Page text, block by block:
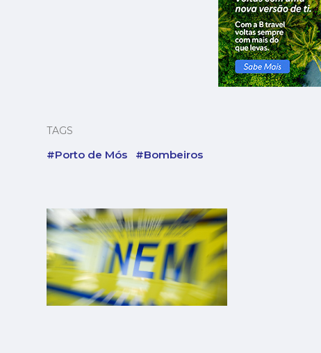
TAGS
#Porto de Mós #Bombeiros